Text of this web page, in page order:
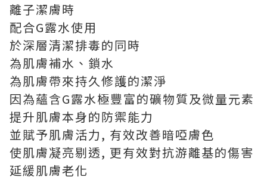
離子潔膚時
配合G露水使用
於深層清潔排毒的同時
為肌膚補水、鎖水
為肌膚帶來持久修護的潔淨
因為蘊含G露水極豐富的礦物質及微量元素
提升肌膚本身的防禦能力
並賦予肌膚活力, 有效改善暗啞膚色
使肌膚凝亮剔透, 更有效對抗游離基的傷害
延緩肌膚老化